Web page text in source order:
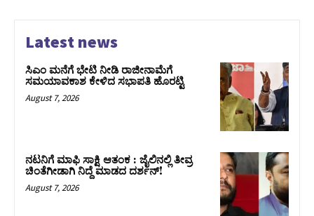
Latest news
ಸಿಎಂ ಮನೆಗೆ ಭೇಟಿ ನೀಡಿ ರಾಜೀನಾಮೆಗೆ
ಸಮಯಾವಕಾಶ ಕೇಳಿದ ಸಭಾಪತಿ ಹೊರಟ್ಟಿ
August 7, 2026
ನಟನಿಗೆ ಮಾಫಿ ಸಾಕ್ಷಿ ಆತಂಕ : ಜೈಲಿನಲ್ಲಿ ತೀವ್ರ
ಚಿಂತೆಗೀಡಾಗಿ ನಿದ್ದೆ ಮಾಡದ ದರ್ಶನ್!
August 7, 2026